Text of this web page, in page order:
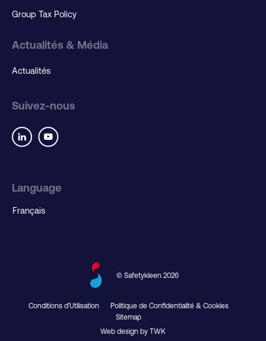
Group Tax Policy
Actualités & Média
Actualités
Suivez-nous
Language
© Safetykleen 2026
Conditions d’Utilisation
Politique de Confidentialité & Cookies
Sitemap
Web design by TWK